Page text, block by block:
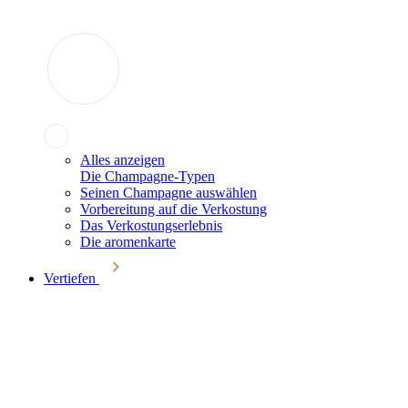
Alles anzeigen
Die Champagne-Typen
Seinen Champagne auswählen
Vorbereitung auf die Verkostung
Das Verkostungserlebnis
Die aromenkarte
Vertiefen